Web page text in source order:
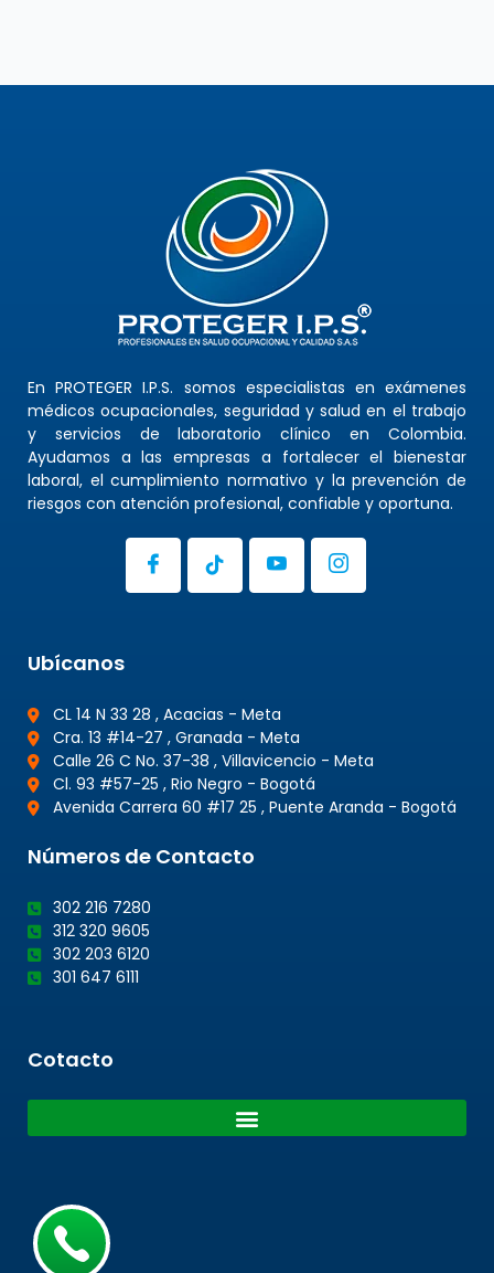
En PROTEGER I.P.S. somos especialistas en exámenes
médicos ocupacionales, seguridad y salud en el trabajo
y servicios de laboratorio clínico en Colombia.
Ayudamos a las empresas a fortalecer el bienestar
laboral, el cumplimiento normativo y la prevención de
riesgos con atención profesional, confiable y oportuna.
Ubícanos
CL 14 N 33 28 , Acacias - Meta
Cra. 13 #14-27 , Granada - Meta
Calle 26 C No. 37-38 , Villavicencio - Meta
Cl. 93 #57-25 , Rio Negro - Bogotá
Avenida Carrera 60 #17 25 , Puente Aranda - Bogotá
Números de Contacto
302 216 7280
312 320 9605
302 203 6120
301 647 6111
Cotacto